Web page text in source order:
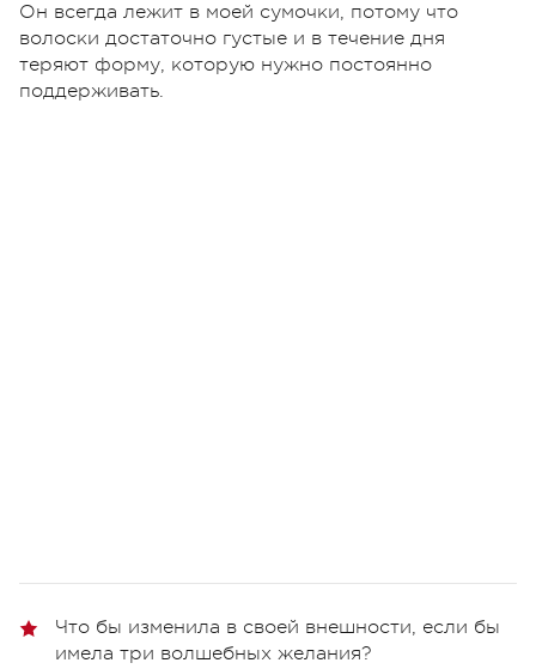
Он всегда лежит в моей сумочки, потому что
волоски достаточно густые и в течение дня
теряют форму, которую нужно постоянно
поддерживать.
Что бы изменила в своей внешности, если бы
имела три волшебных желания?